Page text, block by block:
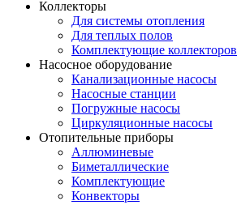
Коллекторы
Для системы отопления
Для теплых полов
Комплектующие коллекторов
Насосное оборудование
Канализационные насосы
Насосные станции
Погружные насосы
Циркуляционные насосы
Отопительные приборы
Аллюминевые
Биметаллические
Комплектующие
Конвекторы